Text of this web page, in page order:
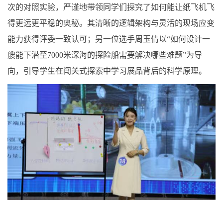
次的对照实验，严谨地带领同学们探究了如何能让纸飞机飞
得更远更平稳的奥秘。其清晰的逻辑架构与灵活的现场应变
能力获得评委一致认可；另一位选手周玉倩以“如何设计一
艘能下潜至7000米深海的探险船需要解决哪些难题”为导
向，引导学生在闯关式探索中学习展品背后的科学原理。